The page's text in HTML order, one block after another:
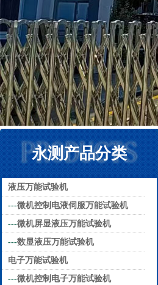
永测产品分类
液压万能试验机
---微机控制电液伺服万能试验机
---微机屏显液压万能试验机
---数显液压万能试验机
电子万能试验机
---微机控制电子万能试验机